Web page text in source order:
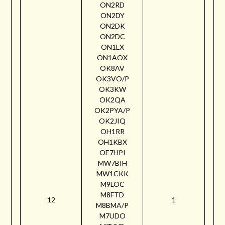
12
ON2RD
ON2DY
ON2DK
ON2DC
ON1LX
ON1AOX
OK8AV
OK3VO/P
OK3KW
OK2QA
OK2PYA/P
OK2JIQ
OH1RR
OH1KBX
OE7HPI
MW7BIH
MW1CKK
M9LOC
M8FTD
M8BMA/P
M7UDO
1